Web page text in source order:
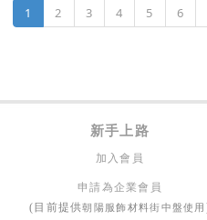
1 2 3 4 5 6
新手上路
加入會員
申請為企業會員
(目前提供朝陽服飾材料街中盤使用